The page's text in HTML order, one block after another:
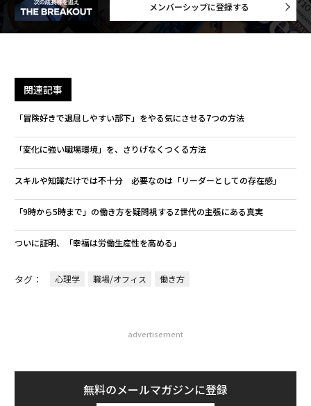
メンバーシップに登録する
関連記事
「冒険好きで退屈しやすい部下」をやる気にさせる7つの方法
「変化に強い職場環境」を、さりげなくつくる方法
スキルや知識だけでは不十分 必要なのは「リーダーとしての存在感」
「9時から5時まで」の働き方を疑問視するZ世代の主張にある真実
ついに証明、「幸福は労働生産性を高める」
タグ： 心理学 職場/オフィス 働き方
advertisement
無料のメールマガジンに登録